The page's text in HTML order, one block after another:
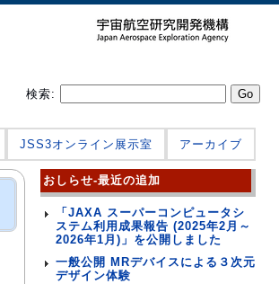
検索:
JSS3オンライン展示室 アーカイブ
おしらせ-最近の追加
「JAXA スーパーコンピュータシ
ステム利用成果報告 (2025年2月～
2026年1月)」を公開しました
一般公開 MRデバイスによる３次元
デザイン体験